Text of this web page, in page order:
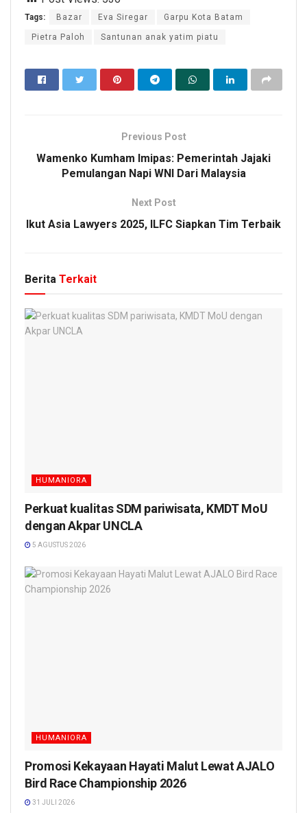
Tags: Bazar Eva Siregar Garpu Kota Batam
Pietra Paloh Santunan anak yatim piatu
Previous Post
Wamenko Kumham Imipas: Pemerintah Jajaki
Pemulangan Napi WNI Dari Malaysia
Next Post
Ikut Asia Lawyers 2025, ILFC Siapkan Tim Terbaik
Berita Terkait
HUMANIORA
Perkuat kualitas SDM pariwisata, KMDT MoU
dengan Akpar UNCLA
5 AGUSTUS 2026
HUMANIORA
Promosi Kekayaan Hayati Malut Lewat AJALO
Bird Race Championship 2026
31 JULI 2026